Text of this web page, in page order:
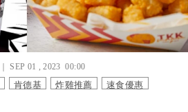
SEP 01 , 2023 00:00
肯德基 炸雞推薦 速食優惠